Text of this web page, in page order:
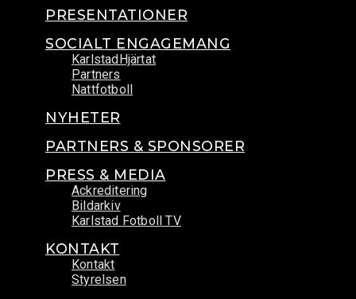
PRESENTATIONER
SOCIALT ENGAGEMANG
KarlstadHjärtat
Partners
Nattfotboll
NYHETER
PARTNERS & SPONSORER
PRESS & MEDIA
Ackreditering
Bildarkiv
Karlstad Fotboll TV
KONTAKT
Kontakt
Styrelsen